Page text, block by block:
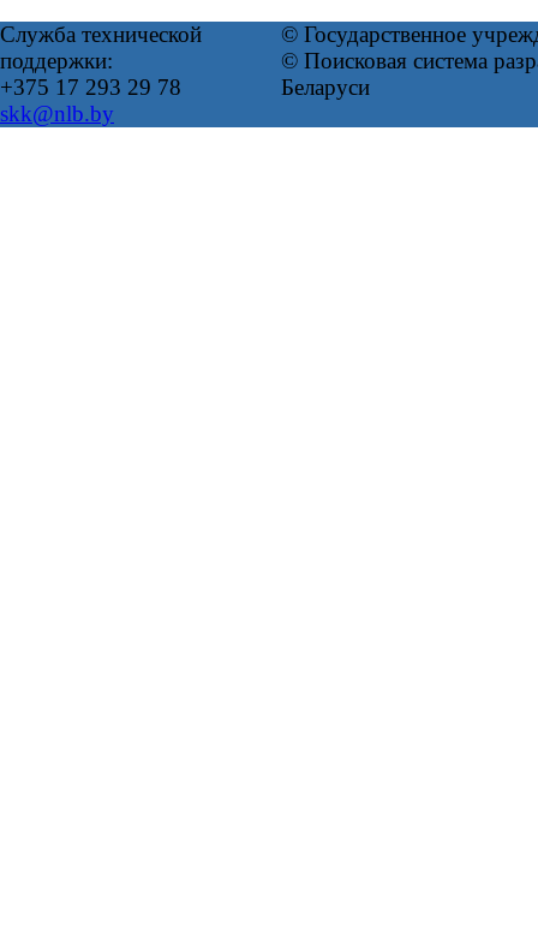
Служба технической
поддержки:
+375 17 293 29 78
skk@nlb.by
© Государственное
© Поисковая система
Беларуси